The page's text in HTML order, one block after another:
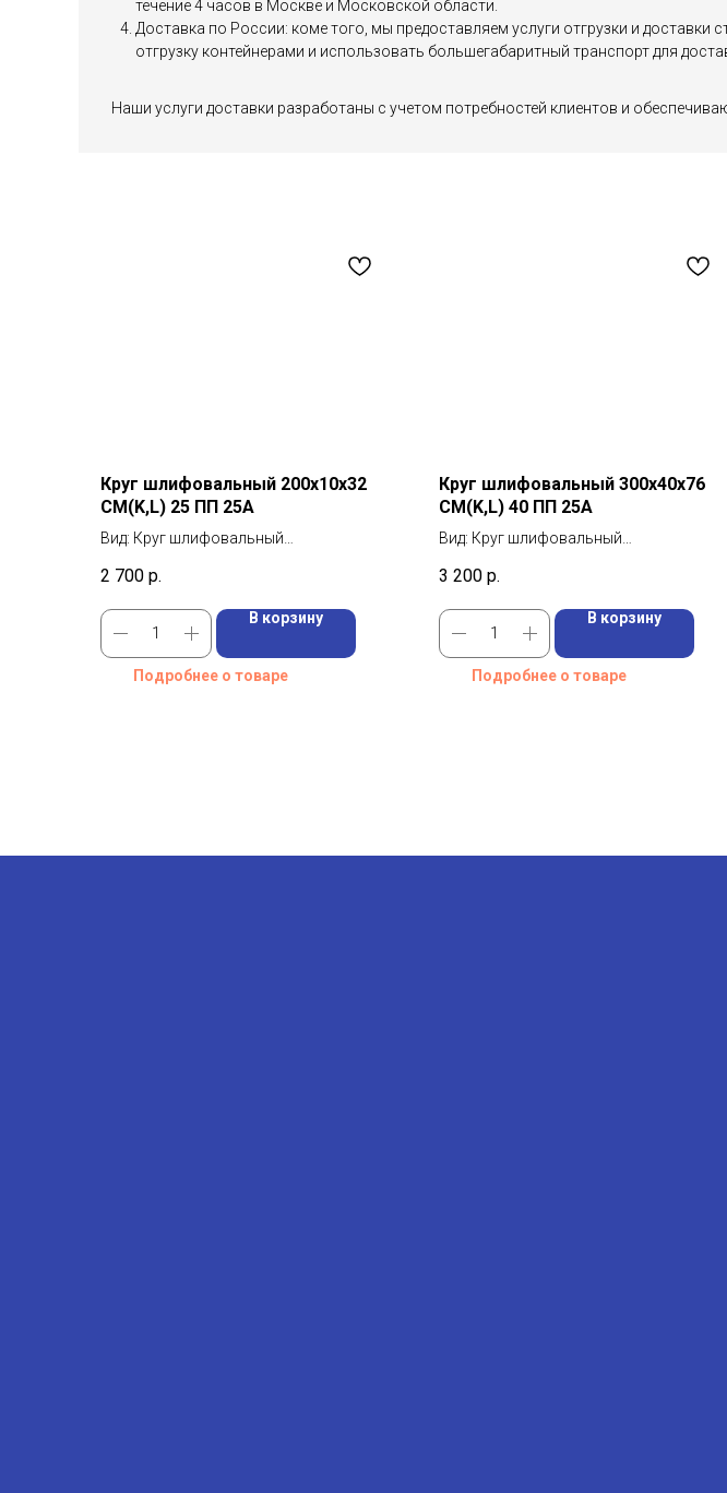
течение 4 часов в Москве и Московской области.
Доставка по России: коме того, мы предоставляем услуги отгрузки и
отгрузку контейнерами и использовать большегабаритный транспорт для
Наши услуги доставки разработаны с учетом потребностей клиентов и
Круг шлифовальный 200х10х32
СМ(K,L) 25 ПП 25А
Вид: Круг шлифовальный
Марка: 25А
2 700 р.
В корзину
Подробнее о товаре
Круг шлифовальный 300х40х76
СМ(K,L) 40 ПП 25А
Вид: Круг шлифовальный
Марка: 25А
3 200 р.
В корзину
Подробнее о товаре